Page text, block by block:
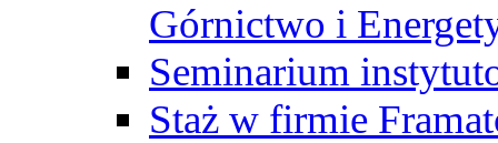
Górnictwo i
Seminarium
Staż w firmie